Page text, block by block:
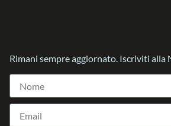
Rimani sempre aggiornato. Iscriviti alla